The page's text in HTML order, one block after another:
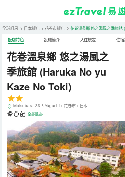
全球訂房 > 日本飯店 > 花卷市飯店 > 花巻溫泉鄉 悠之湯風之季旅館
飯店特色 設施簡介 入住規定 住宿
花巻溫泉鄉 悠之湯風之
季旅館 (Haruka No yu
Kaze No Toki)
Matsubara-36-3 Yuguchi，花卷市，日本
全部設施>